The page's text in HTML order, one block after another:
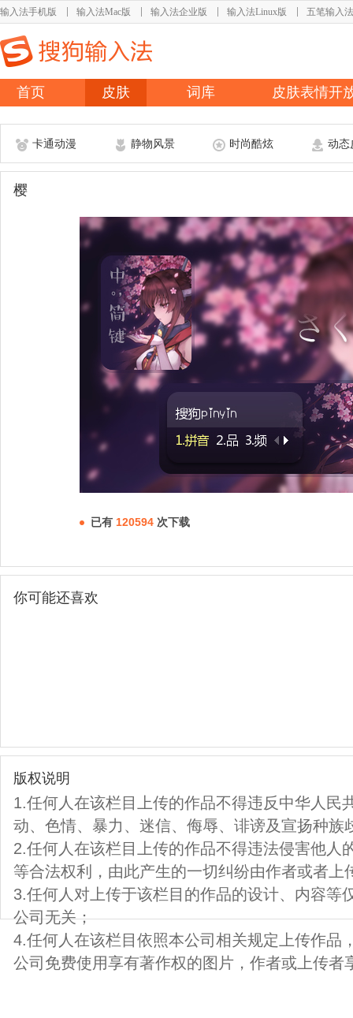
输入法手机版 输入法Mac版 输入法企业版 输入法Linux版 五笔输入法
首页 皮肤 词库 皮肤表情开
卡通动漫 静物风景 时尚酷炫 动态
樱
已有 120594 次下载
你可能还喜欢
版权说明
1.任何人在该栏目上传的作品不得违反中华人民
动、色情、暴力、迷信、侮辱、诽谤及宣扬种族
2.任何人在该栏目上传的作品不得违法侵害他人
等合法权利，由此产生的一切纠纷由作者或者上
3.任何人对上传于该栏目的作品的设计、内容等
公司无关；
4.任何人在该栏目依照本公司相关规定上传作品
公司免费使用享有著作权的图片，作者或上传者